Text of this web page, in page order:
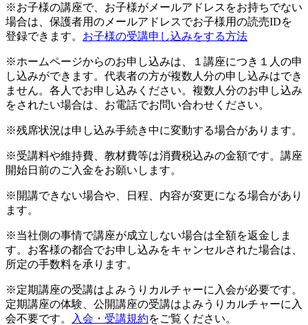
※お子様の講座で、お子様がメールアドレスをお持ちでない
場合は、保護者用のメールアドレスでお子様用の読売IDを
登録できます。 お子様の受講申し込みをする方法
※ホームページからのお申し込みは、１講座につき１人の申
し込みができます。代表者の方が複数人分の申し込みはでき
ません。各人でお申し込みください。複数人分のお申し込み
をされたい場合は、お電話でお問い合わせください。
※残席状況は申し込み手続き中に変動する場合があります。
※受講料や維持費、教材費等は消費税込みの金額です。講座
開始日前のご入金をお願いします。
※開講できない場合や、日程、内容が変更になる場合があり
ます。
※当社側の事情で講座が成立しない場合は全額を返金しま
す。お客様の都合でお申し込みをキャンセルされた場合は、
所定の手数料を承ります。
※定期講座の受講はよみうりカルチャーに入会が必要です。
定期講座の体験、公開講座の受講はよみうりカルチャーに入
会不要です。
入会・受講規約をご覧ください。